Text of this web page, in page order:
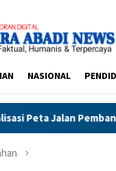
NASIONAL
2025–2029